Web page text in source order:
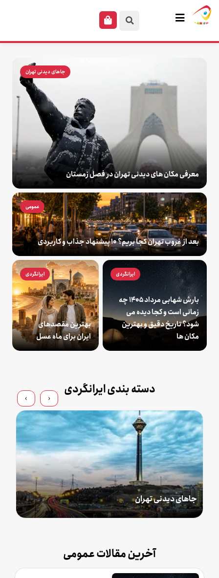
جاهای دیدنی تهران
معرفی مکان های دیدنی تهران در فصل زمستان
عمومی
بعد از غروب تهران کجا بریم؟ 10 پیشنهاد جذاب و کاربردی
ایرانگردی
بارش شهابی مرداد ۱۴۰۵ چه
زمانی است و کجا دیده می
شود؟ تاریخ دقیق و بهترین
مکان ها
ایرانگردی
بهترین مقصدهای
ایران برای ماه عسل
دسته بندی ایرانگردی
جاهای دیدنی تهران
‹
›
آخرین مقالات عمومی